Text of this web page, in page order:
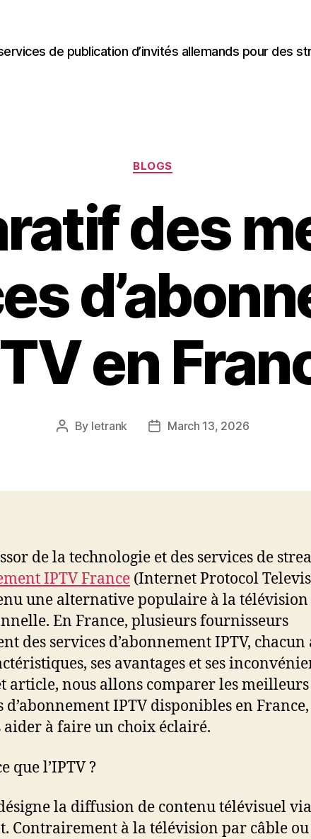
de publication d’invités allemands pour des
Categories
BLOGS
des
en
Post
By letrank
PostMarch 13, 2026
de la technologie et des services de
IPTV France (Internet Protocol
une alternative populaire à la télévision
En France, plusieurs fournisseurs
des services d’abonnement IPTV, chacun
ses avantages et ses
article, nous allons comparer les meilleurs
d’abonnement IPTV disponibles en
aider à faire un choix éclairé.
que l’IPTV ?
la diffusion de contenu télévisuel via
Contrairement à la télévision par câble ou